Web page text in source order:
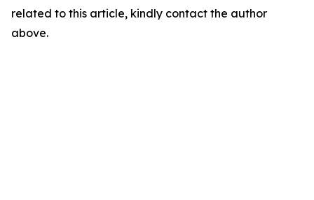
related to this article, kindly contact the author
above.